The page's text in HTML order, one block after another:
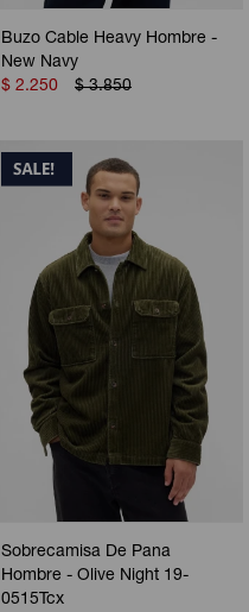
Buzo Cable Heavy Hombre -
New Navy
$ 2.250 $ 3.850
Sobrecamisa De Pana
Hombre - Olive Night 19-
0515Tcx